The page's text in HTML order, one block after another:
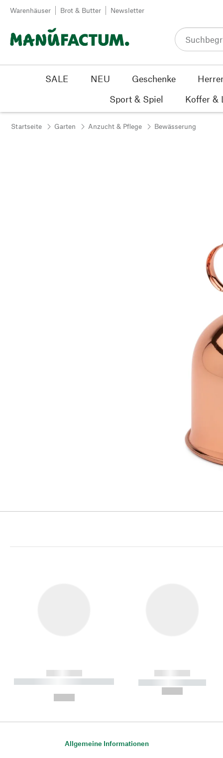
Zum Inhalt springen
Warenhäuser Brot & Butter Newsletter
SALE NEU Geschenke
Sport & Spiel
Koffer &
Startseite Garten Anzucht & Pflege Bewässerung
------------
----------- ----------- ----------
------------
----------- -----------
Allgemeine Informationen